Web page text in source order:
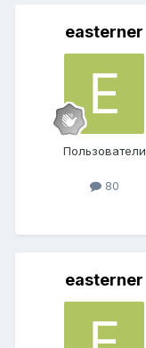
easterner
Пользователи
80
easterner